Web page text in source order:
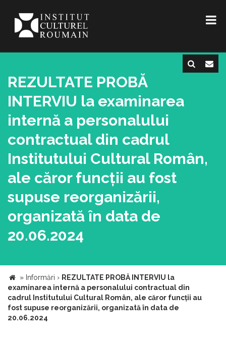
REZULTATE PROBĂ
INTERVIU la examinarea
internă a personalului
contractual din cadrul
Institutului Cultural Român,
ale căror funcții au fost
supuse reorganizării,
organizată în data de
20.06.2024
» Informări › REZULTATE PROBĂ INTERVIU la
examinarea internă a personalului contractual din
cadrul Institutului Cultural Român, ale căror funcții au
fost supuse reorganizării, organizată în data de
20.06.2024